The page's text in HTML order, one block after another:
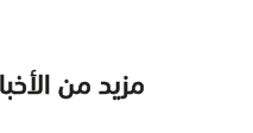
مزيد من